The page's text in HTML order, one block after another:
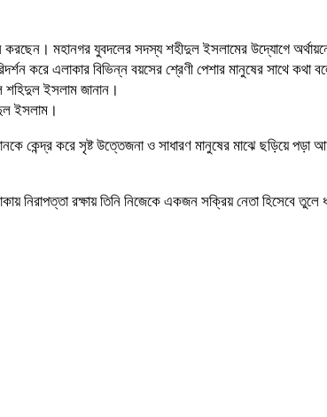
মহানগর যুবদলের সদস্য শহীদুল ইসলামের উদ্যোগে
করে এলাকার বিভিন্ন বয়সের শ্রেণী পেশার মানুষের সাথে কথা
শহিদুল ইসলাম জানান।
ইসলাম।
কেন্দ্র করে সৃষ্ট উত্তেজনা ও সাধারণ মানুষের মাঝে ছড়িয়ে পড়া
নিরাপত্তা রক্ষায় তিনি নিজেকে একজন সক্রিয় নেতা হিসেবে তুলে